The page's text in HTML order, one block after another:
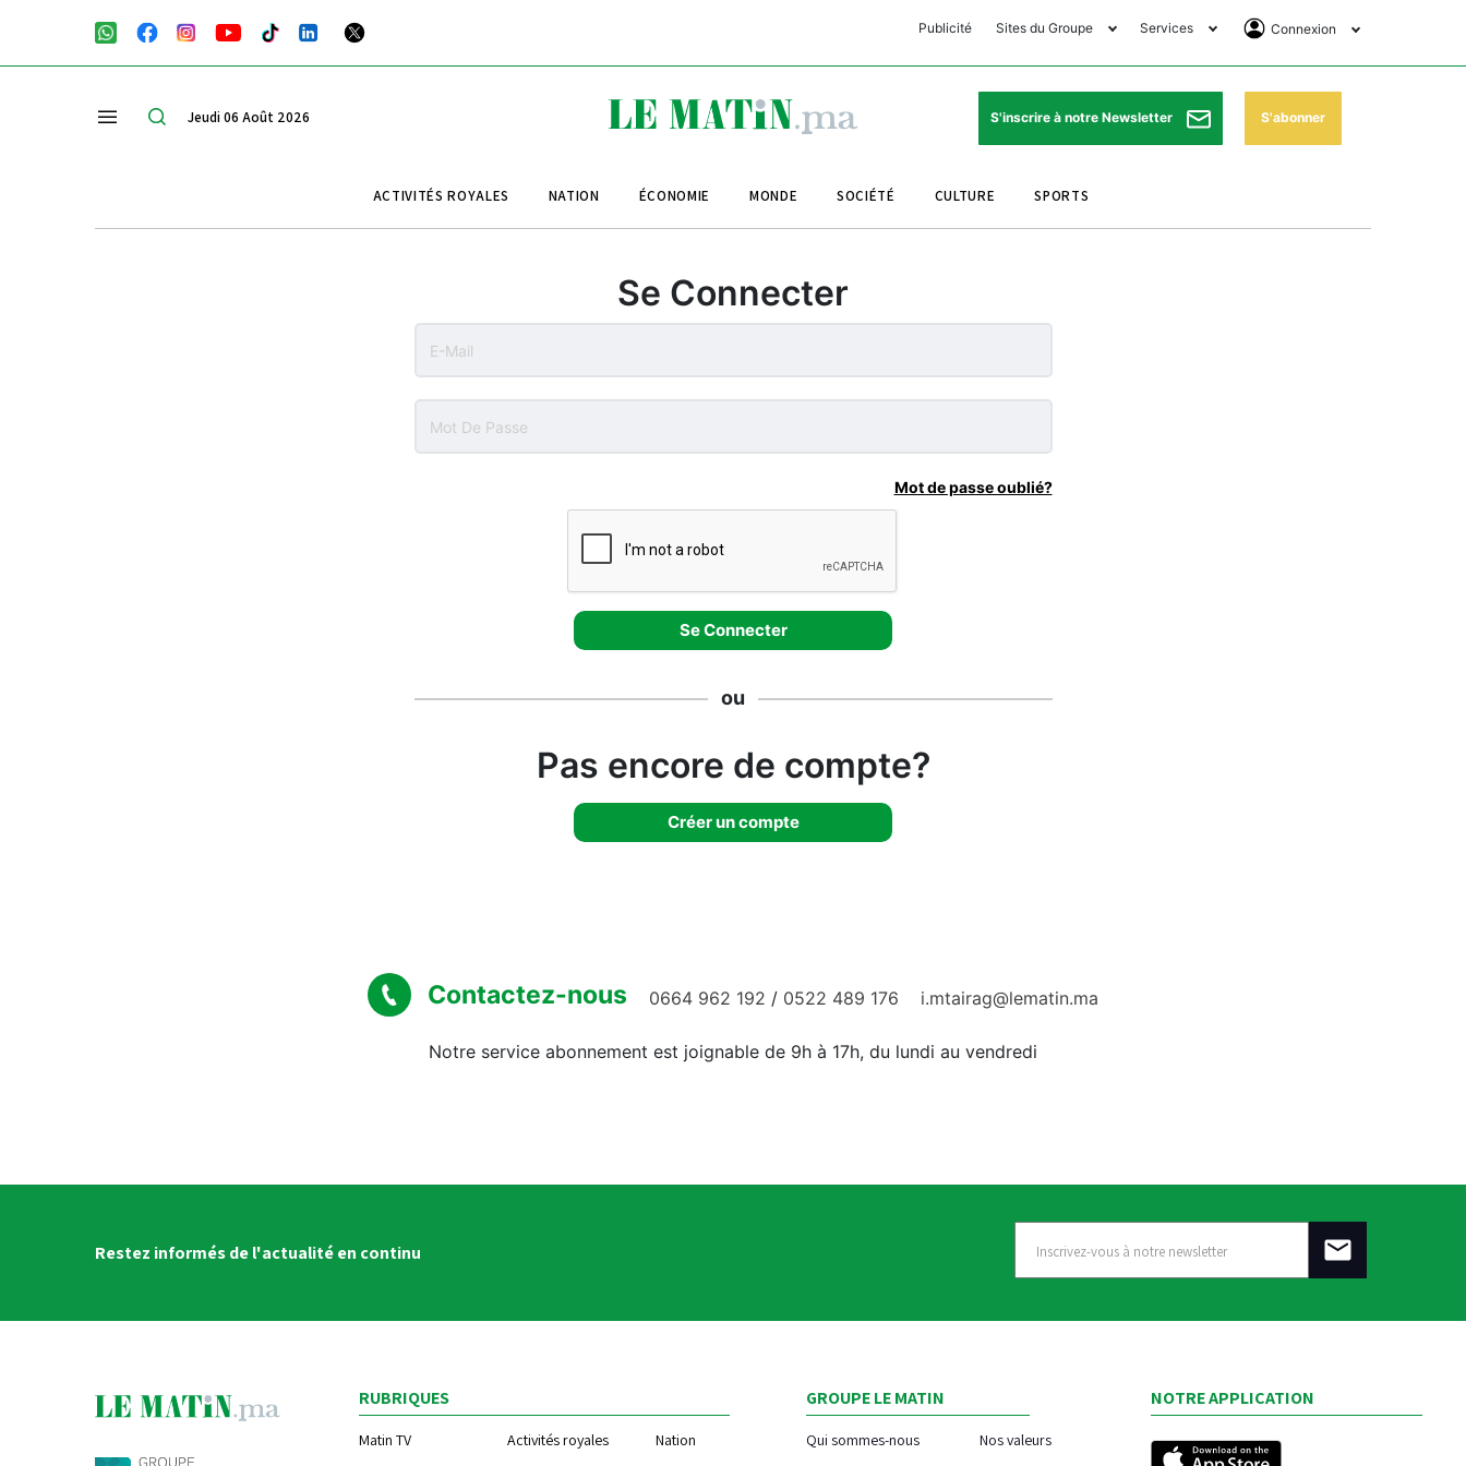
Publicité Sites du Groupe
Club Avantages
Le Matin Sports
Le Matin Store
Services
Horaires de prières
Pharmacies de garde
Programme TV
Connexion
Se Connecter
Abonnement
Jeudi 06 Août 2026 S'inscrire à notre Newsletter S'abonner
ACTIVITÉS ROYALES NATION ÉCONOMIE MONDE SOCIÉTÉ CULTURE SPORTS
Se Connecter
Mot de passe oublié?
ou
Pas encore de compte?
Créer un compte
Contactez-nous 0664 962 192 / 0522 489 176 i.mtairag@lematin.ma
Notre service abonnement est joignable de 9h à 17h, du lundi au vendredi
Restez informés de l'actualité en continu
RUBRIQUES
Matin TV Activités royales
Nation
GROUPE LE MATIN
Qui sommes-nous Nos valeurs
NOTRE APPLICATION